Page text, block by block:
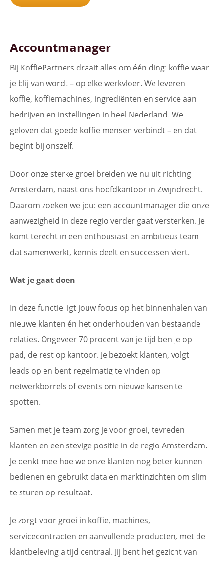
Accountmanager
Bij KoffiePartners draait alles om één ding: koffie waar
je blij van wordt – op elke werkvloer. We leveren
koffie, koffiemachines, ingrediënten en service aan
bedrijven en instellingen in heel Nederland. We
geloven dat goede koffie mensen verbindt – en dat
begint bij onszelf.
Door onze sterke groei breiden we nu uit richting
Amsterdam, naast ons hoofdkantoor in Zwijndrecht.
Daarom zoeken we jou: een accountmanager die onze
aanwezigheid in deze regio verder gaat versterken. Je
komt terecht in een enthousiast en ambitieus team
dat samenwerkt, kennis deelt en successen viert.
Wat je gaat doen
In deze functie ligt jouw focus op het binnenhalen van
nieuwe klanten én het onderhouden van bestaande
relaties. Ongeveer 70 procent van je tijd ben je op
pad, de rest op kantoor. Je bezoekt klanten, volgt
leads op en bent regelmatig te vinden op
netwerkborrels of events om nieuwe kansen te
spotten.
Samen met je team zorg je voor groei, tevreden
klanten en een stevige positie in de regio Amsterdam.
Je denkt mee hoe we onze klanten nog beter kunnen
bedienen en gebruikt data en marktinzichten om slim
te sturen op resultaat.
Je zorgt voor groei in koffie, machines,
servicecontracten en aanvullende producten, met de
klantbeleving altijd centraal. Jij bent het gezicht van